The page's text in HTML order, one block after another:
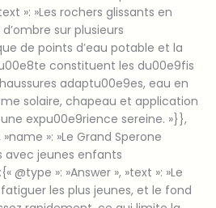
»: »Les rochers glissants en
sur plusieurs
de points d’eau potable et la
constituent les du00e9fis
adaptu00e9es, eau en
solaire, chapeau et application
expu00e9rience sereine. »}},
»: »Le Grand Sperone
avec jeunes enfants
@type »: »Answer », »text »: »Le
les plus jeunes, et le fond